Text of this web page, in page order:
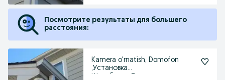
Посмотрите результаты для большего
расстояния:
Kamera o'rnatish, Domofon
,Установка